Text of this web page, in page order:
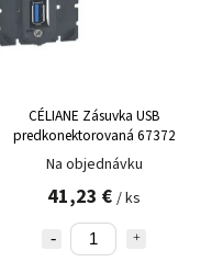
CÉLIANE Zásuvka USB
predkonektorovaná 67372
Na objednávku
41,23 € / ks